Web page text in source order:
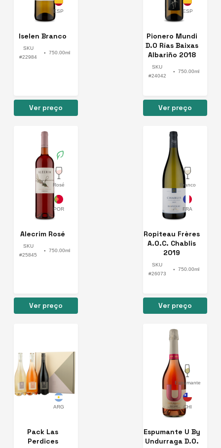
Iselen Branco
SKU
#22984
● 750.00ml
Ver preço
Pionero Mundi
D.O Rías Baixas
Albariño 2018
SKU
#24042
● 750.00ml
Ver preço
Rosé
Alecrim Rosé
SKU
#25845
● 750.00ml
Ver preço
Branco
Ropiteau Frères
A.O.C. Chablis
2019
SKU
#26073
● 750.00ml
Ver preço
Pack Las
Perdices
Espumante
Espumante U By
Undurraga D.O.